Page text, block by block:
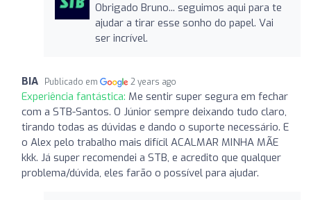
Obrigado Bruno... seguimos aqui para te
ajudar a tirar esse sonho do papel. Vai
ser incrível.
BIA Publicado em 2 years ago
Experiência fantástica: Me sentir super segura em fechar
com a STB-Santos. O Júnior sempre deixando tudo claro,
tirando todas as dúvidas e dando o suporte necessário. E
o Alex pelo trabalho mais difícil ACALMAR MINHA MÃE
kkk. Já super recomendei a STB, e acredito que qualquer
problema/dúvida, eles farão o possível para ajudar.